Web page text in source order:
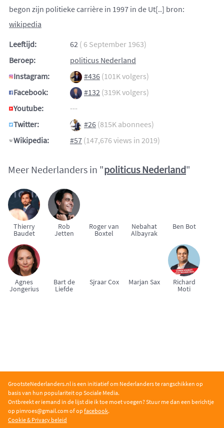
begon zijn politieke carrière in 1997 in de Ut[..] bron:
wikipedia
Leeftijd:
62 ( 6 September 1963)
Beroep:
politicus Nederland
Instagram:
#436 (101K volgers)
Facebook:
#132 (319K volgers)
Youtube:
---
Twitter:
#26 (815K abonnees)
Wikipedia:
#57 (147,676 views in 2019)
Meer Nederlanders in "politicus Nederland"
Thierry
Baudet
Rob
Jetten
Roger van
Boxtel
Nebahat
Albayrak
Ben Bot
Agnes
Jongerius
Bart de
Liefde
Sjraar Cox Marjan Sax Richard
Moti
GrootsteNederlanders.nl is een initiatief om Nederlanders te rangschikken op
basis van hun populariteit op Sociale Media.
Ontbreekt er iemand in de lijst die ik toe moet voegen? Stuur me dan een berichtje
op pimroes@gmail.com of op facebook.
Cookie & Privacy beleid